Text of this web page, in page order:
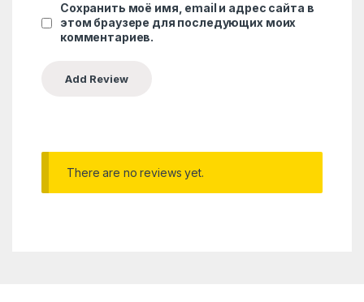
Сохранить моё имя, email и адрес сайта в
этом браузере для последующих моих
комментариев.
There are no reviews yet.